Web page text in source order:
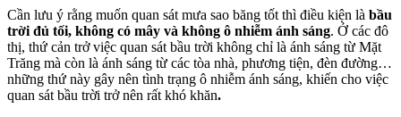
Cần lưu ý rằng muốn quan sát mưa sao băng tốt thì điều kiện là bầu
trời đủ tối, không có mây và không ô nhiễm ánh sáng. Ở các đô
thị, thứ cản trở việc quan sát bầu trời không chỉ là ánh sáng từ Mặt
Trăng mà còn là ánh sáng từ các tòa nhà, phương tiện, đèn đường…
những thứ này gây nên tình trạng ô nhiễm ánh sáng, khiến cho việc
quan sát bầu trời trở nên rất khó khăn.